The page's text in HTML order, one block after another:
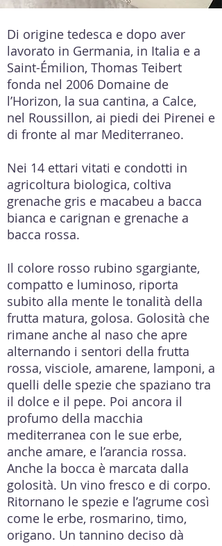
Di origine tedesca e dopo aver
lavorato in Germania, in Italia e a
Saint-Émilion, Thomas Teibert
fonda nel 2006 Domaine de
l’Horizon, la sua cantina, a Calce,
nel Roussillon, ai piedi dei Pirenei e
di fronte al mar Mediterraneo.
Nei 14 ettari vitati e condotti in
agricoltura biologica, coltiva
grenache gris e macabeu a bacca
bianca e carignan e grenache a
bacca rossa.
Il colore rosso rubino sgargiante,
compatto e luminoso, riporta
subito alla mente le tonalità della
frutta matura, golosa. Golosità che
rimane anche al naso che apre
alternando i sentori della frutta
rossa, visciole, amarene, lamponi, a
quelli delle spezie che spaziano tra
il dolce e il pepe. Poi ancora il
profumo della macchia
mediterranea con le sue erbe,
anche amare, e l’arancia rossa.
Anche la bocca è marcata dalla
golosità. Un vino fresco e di corpo.
Ritornano le spezie e l’agrume così
come le erbe, rosmarino, timo,
origano. Un tannino deciso dà